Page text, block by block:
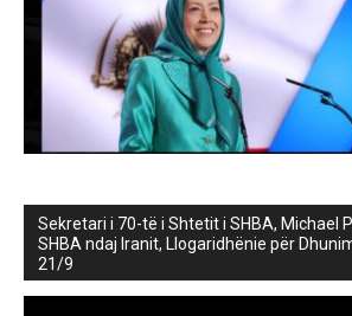
Sekretari i 70-të i Shtetit i SHBA, Michael
SHBA ndaj Iranit, Llogaridhënie për
21/9